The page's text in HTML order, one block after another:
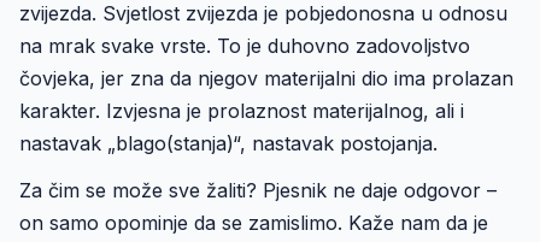
zvijezda. Svjetlost zvijezda je pobjedonosna u odnosu
na mrak svake vrste. To je duhovno zadovoljstvo
čovjeka, jer zna da njegov materijalni dio ima prolazan
karakter. Izvjesna je prolaznost materijalnog, ali i
nastavak „blago(stanja)“, nastavak postojanja.
Za čim se može sve žaliti? Pjesnik ne daje odgovor –
on samo opominje da se zamislimo. Kaže nam da je